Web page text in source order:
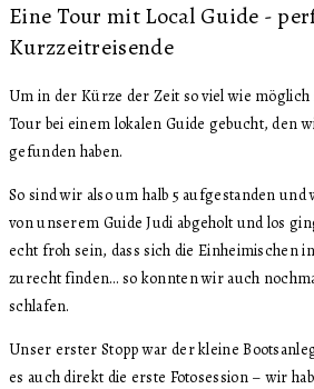
Eine Tour mit Local Guide -
Kurzzeitreisende
Um in der Kürze der Zeit so viel wie möglich
Tour bei einem lokalen Guide gebucht, den
gefunden haben.
So sind wir also um halb 5 aufgestanden
von unserem Guide Judi abgeholt und los
echt froh sein, dass sich die Einheimischen
zurecht finden… so konnten wir auch
schlafen.
Unser erster Stopp war der kleine
es auch direkt die erste Fotosession – wir